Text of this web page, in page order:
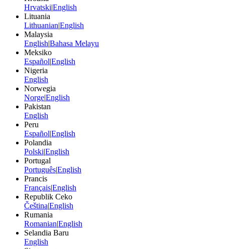
HrvatskiEnglish
Lituania
LithuanianEnglish
Malaysia
EnglishBahasa Melayu
Meksiko
EspañolEnglish
Nigeria
English
Norwegia
NorgeEnglish
Pakistan
English
Peru
EspañolEnglish
Polandia
PolskiEnglish
Portugal
PortuguêsEnglish
Prancis
FrançaisEnglish
Republik Ceko
ČeštinaEnglish
Rumania
RomanianEnglish
Selandia Baru
English